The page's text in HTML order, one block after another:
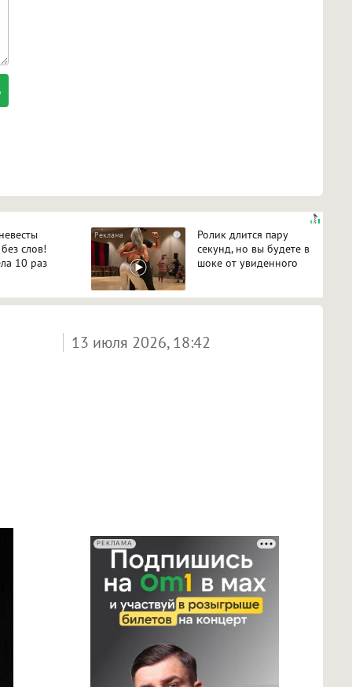
слов!
10 раз
i
Ролик длится пару
секунд, но вы будете в
шоке от увиденного
13 июля 2026, 18:42
РЕКЛАМА